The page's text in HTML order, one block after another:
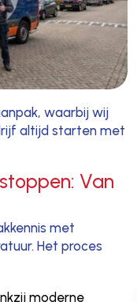
waarbij wij
altijd starten met
Van
met
Het proces
moderne